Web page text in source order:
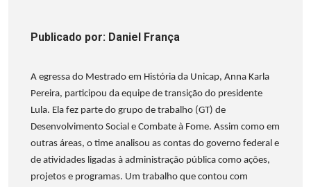
Publicado por: Daniel França
A egressa do Mestrado em História da Unicap, Anna Karla
Pereira, participou da equipe de transição do presidente
Lula. Ela fez parte do grupo de trabalho (GT) de
Desenvolvimento Social e Combate à Fome. Assim como em
outras áreas, o time analisou as contas do governo federal e
de atividades ligadas à administração pública como ações,
projetos e programas. Um trabalho que contou com